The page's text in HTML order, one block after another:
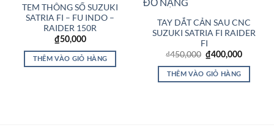
TEM THÔNG SỐ SUZUKI
SATRIA FI – FU INDO –
RAIDER 150R
₫50,000
THÊM VÀO GIỎ HÀNG
TAY DẮT CẢN SAU CNC
SUZUKI SATRIA FI RAIDER
FI
₫450,000 Giá
gốc
là:
₫450,000.
₫400,000Giá
tại
THÊM VÀO GIỎ HÀNG